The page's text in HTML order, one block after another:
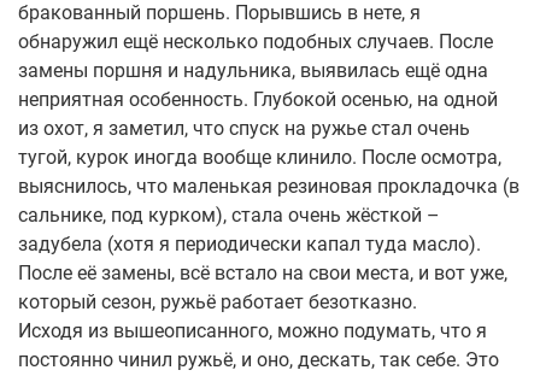
бракованный поршень. Порывшись в нете, я
обнаружил ещё несколько подобных случаев. После
замены поршня и надульника, выявилась ещё одна
неприятная особенность. Глубокой осенью, на одной
из охот, я заметил, что спуск на ружье стал очень
тугой, курок иногда вообще клинило. После осмотра,
выяснилось, что маленькая резиновая прокладочка (в
сальнике, под курком), стала очень жёсткой –
задубела (хотя я периодически капал туда масло).
После её замены, всё встало на свои места, и вот уже,
который сезон, ружьё работает безотказно.
Исходя из вышеописанного, можно подумать, что я
постоянно чинил ружьё, и оно, дескать, так себе. Это